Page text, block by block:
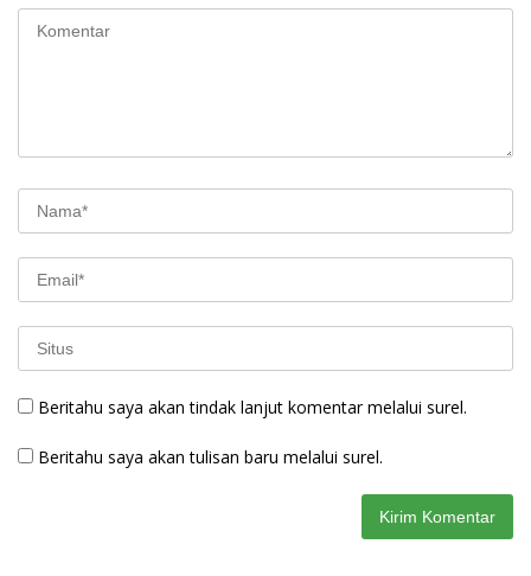
Beritahu saya akan tindak lanjut komentar melalui surel.
Beritahu saya akan tulisan baru melalui surel.